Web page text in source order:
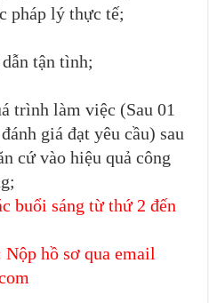
pháp lý thực tế;
tận tình;
trình làm việc (Sau 01
giá đạt yêu cầu) sau
cứ vào hiệu quả công
buổi sáng từ thứ 2 đến
Nộp hồ sơ qua email